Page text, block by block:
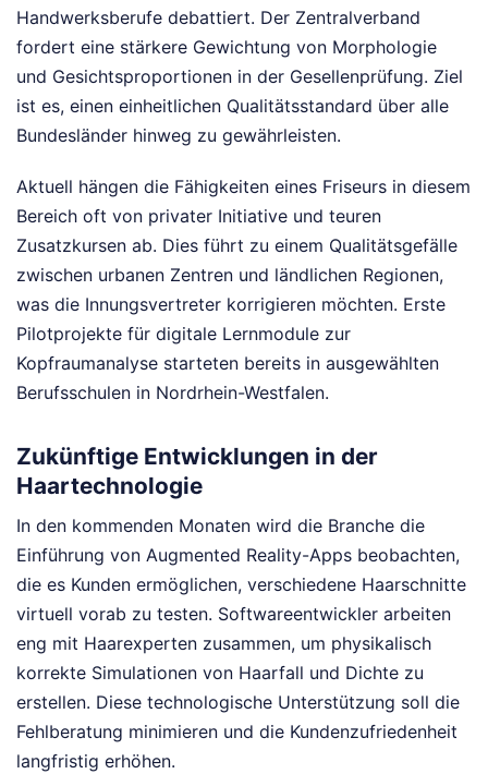
Handwerksberufe debattiert. Der Zentralverband
fordert eine stärkere Gewichtung von Morphologie
und Gesichtsproportionen in der Gesellenprüfung. Ziel
ist es, einen einheitlichen Qualitätsstandard über alle
Bundesländer hinweg zu gewährleisten.
Aktuell hängen die Fähigkeiten eines Friseurs in diesem
Bereich oft von privater Initiative und teuren
Zusatzkursen ab. Dies führt zu einem Qualitätsgefälle
zwischen urbanen Zentren und ländlichen Regionen,
was die Innungsvertreter korrigieren möchten. Erste
Pilotprojekte für digitale Lernmodule zur
Kopfraumanalyse starteten bereits in ausgewählten
Berufsschulen in Nordrhein-Westfalen.
Zukünftige Entwicklungen in der
Haartechnologie
In den kommenden Monaten wird die Branche die
Einführung von Augmented Reality-Apps beobachten,
die es Kunden ermöglichen, verschiedene Haarschnitte
virtuell vorab zu testen. Softwareentwickler arbeiten
eng mit Haarexperten zusammen, um physikalisch
korrekte Simulationen von Haarfall und Dichte zu
erstellen. Diese technologische Unterstützung soll die
Fehlberatung minimieren und die Kundenzufriedenheit
langfristig erhöhen.